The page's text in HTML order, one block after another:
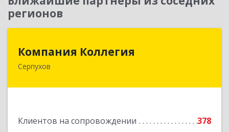
регионов
Компания Коллегия
Серпухов
Клиентов на сопровождении
378
142211, Московская обл, Серпухов г, Оборонная